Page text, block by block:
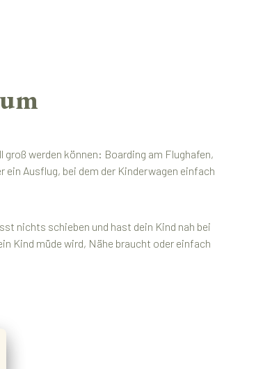
werden können: Boarding am Flughafen,
Ausflug, bei dem der Kinderwagen einfach
nichts schieben und hast dein Kind nah bei
Kind müde wird, Nähe braucht oder einfach